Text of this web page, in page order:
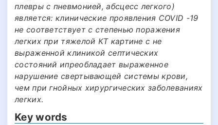
плевры с пневмонией, абсцесс легкого)
является: клинические проявления COVID -19
не соответствует с степенью поражения
легких при тяжелой КТ картине с не
выраженной клиникой септических
состояний ипреобладает выраженное
нарушение свертывающей системы крови,
чем при гнойных хирургических заболеваниях
легких.
Key words